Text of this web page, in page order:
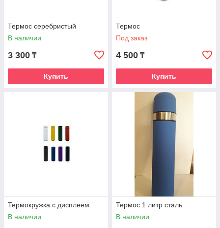
Термос серебристый
В наличии
3 300 ₸
Купить
Термос
Под заказ
4 500 ₸
Купить
Термокружка с дисплеем
В наличии
Термос 1 литр сталь
В наличии